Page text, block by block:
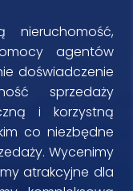
nieruchomość,
agentów
doświadczenie
sprzedaży
i korzystną
co niezbędne
Wycenimy
atrakcyjne dla